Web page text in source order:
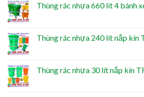
Thùng rác nhựa 660 lít 4 bánh
Thùng rác nhựa 240 lít nắp kín
Thùng rác nhựa 30 lít nắp kín